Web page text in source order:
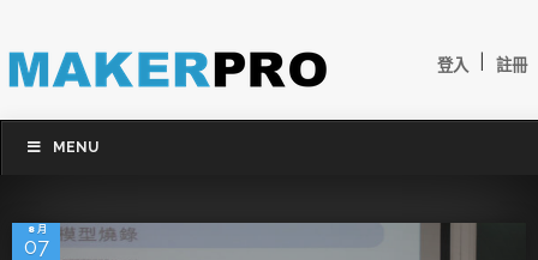
登入 註冊
MENU
8 月
07